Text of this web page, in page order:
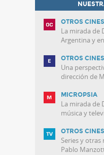
OTROS CINES
La mirada de
Argentina y
OTROS
Una
dirección de
MICROPSIA
La mirada de
música y
OTROS
Series y otras
Pablo